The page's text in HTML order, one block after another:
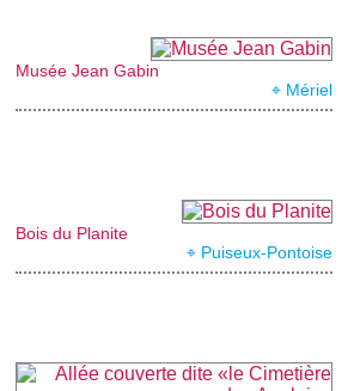
Musée Jean Gabin
⌖ Mériel
Bois du Planite
⌖ Puiseux-Pontoise